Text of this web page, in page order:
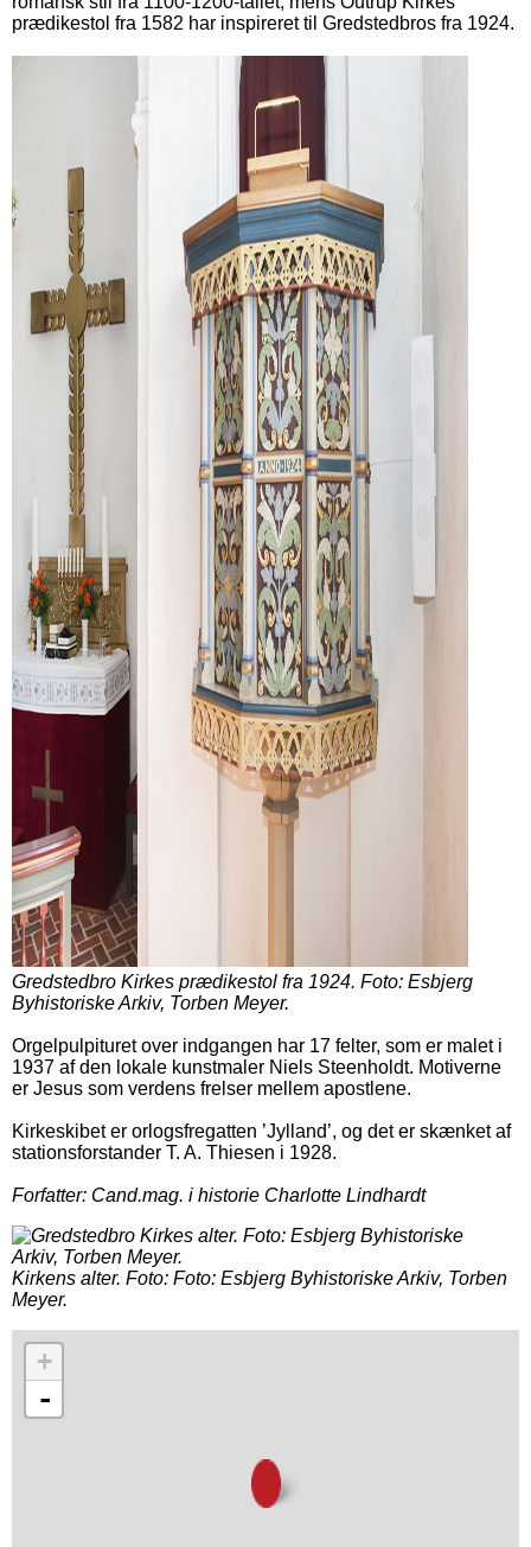
prædikestol fra 1582 har inspireret til Gredstedbros fra 1924.
Gredstedbro Kirkes prædikestol fra 1924. Foto: Esbjerg
Byhistoriske Arkiv, Torben Meyer.
Orgelpulpituret over indgangen har 17 felter, som er malet i
1937 af den lokale kunstmaler Niels Steenholdt. Motiverne
er Jesus som verdens frelser mellem apostlene.
Kirkeskibet er orlogsfregatten ’Jylland’, og det er skænket af
stationsforstander T. A. Thiesen i 1928.
Forfatter: Cand.mag. i historie Charlotte Lindhardt
Kirkens alter. Foto: Foto: Esbjerg Byhistoriske Arkiv, Torben
Meyer.
+
-